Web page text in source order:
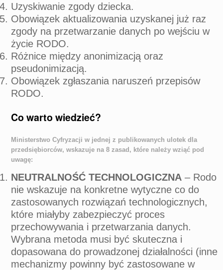
Uzyskiwanie zgody dziecka.
Obowiązek aktualizowania uzyskanej już raz
zgody na przetwarzanie danych po wejściu w
życie RODO.
Różnice między anonimizacją oraz
pseudonimizacją.
Obowiązek zgłaszania naruszeń przepisów
RODO.
Co warto wiedzieć?
Ministerstwo Cyfryzacji w jednej z publikowanych ulotek dla
przedsiębiorców, wskazuje na 8 zasad, które należy wziąć pod
uwagę:
NEUTRALNOŚĆ TECHNOLOGICZNA – Rodo
nie wskazuje na konkretne wytyczne co do
zastosowanych rozwiązań technologicznych,
które miałyby zabezpieczyć proces
przechowywania i przetwarzania danych.
Wybrana metoda musi być skuteczna i
dopasowana do prowadzonej działalności (inne
mechanizmy powinny być zastosowane w